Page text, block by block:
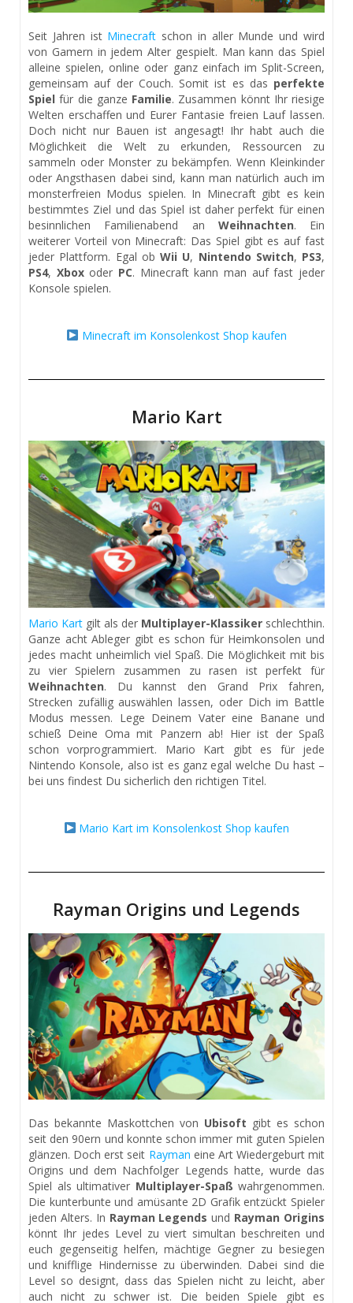
Seit Jahren ist Minecraft schon in aller Munde und wird
von Gamern in jedem Alter gespielt. Man kann das Spiel
alleine spielen, online oder ganz einfach im Split-Screen,
gemeinsam auf der Couch. Somit ist es das perfekte
Spiel für die ganze Familie. Zusammen könnt Ihr riesige
Welten erschaffen und Eurer Fantasie freien Lauf lassen.
Doch nicht nur Bauen ist angesagt! Ihr habt auch die
Möglichkeit die Welt zu erkunden, Ressourcen zu
sammeln oder Monster zu bekämpfen. Wenn Kleinkinder
oder Angsthasen dabei sind, kann man natürlich auch im
monsterfreien Modus spielen. In Minecraft gibt es kein
bestimmtes Ziel und das Spiel ist daher perfekt für einen
besinnlichen Familienabend an Weihnachten. Ein
weiterer Vorteil von Minecraft: Das Spiel gibt es auf fast
jeder Plattform. Egal ob Wii U, Nintendo Switch, PS3,
PS4, Xboxoder PC. Minecraft kann man auf fast jeder
Konsole spielen.
Minecraft im Konsolenkost Shop kaufen
Mario Kart
Mario Kart gilt als der Multiplayer-Klassiker schlechthin.
Ganze acht Ableger gibt es schon für Heimkonsolen und
jedes macht unheimlich viel Spaß. Die Möglichkeit mit bis
zu vier Spielern zusammen zu rasen ist perfekt für
Weihnachten. Du kannst den Grand Prix fahren,
Strecken zufällig auswählen lassen, oder Dich im Battle
Modus messen. Lege Deinem Vater eine Banane und
schieß Deine Oma mit Panzern ab! Hier ist der Spaß
schon vorprogrammiert. Mario Kart gibt es für jede
Nintendo Konsole, also ist es ganz egal welche Du hast –
bei uns findest Du sicherlich den richtigen Titel.
Mario Kart im Konsolenkost Shop kaufen
Rayman Origins und Legends
Das bekannte Maskottchen von Ubisoft gibt es schon
seit den 90ern und konnte schon immer mit guten Spielen
glänzen. Doch erst seit Rayman eine Art Wiedergeburt mit
Origins und dem Nachfolger Legends hatte, wurde das
Spiel als ultimativer Multiplayer-Spaß wahrgenommen.
Die kunterbunte und amüsante 2D Grafik entzückt Spieler
jeden Alters. In Rayman Legends und Rayman Origins
könnt Ihr jedes Level zu viert simultan beschreiten und
euch gegenseitig helfen, mächtige Gegner zu besiegen
und knifflige Hindernisse zu überwinden. Dabei sind die
Level so designt, dass das Spielen nicht zu leicht, aber
auch nicht zu schwer ist. Die beiden Spiele gibt es